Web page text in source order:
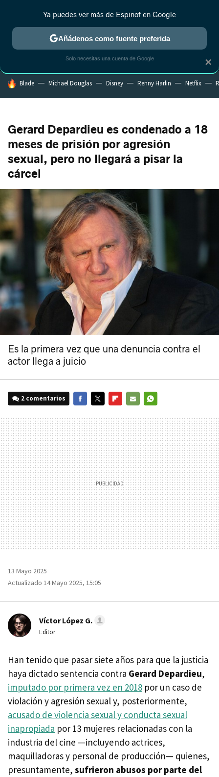
MENÚ NUEVO
ESTRENOS REALITY ANIME RANKINGS CINE
HOY SE HABLA DE
Blade Michael Douglas Disney Renny Harlin Netflix
Gerard Depardieu es condenado a 18
meses de prisión por agresión
sexual, pero no llegará a pisar la
cárcel
Es la primera vez que una denuncia contra el
actor llega a juicio
2 comentarios
MAIL
13 Mayo 2025
Actualizado 14 Mayo 2025, 15:05
Víctor López G.
Editor
Han tenido que pasar siete años para que la justicia
haya dictado sentencia contra Gerard Depardieu,
imputado por primera vez en 2018 por un caso de
violación y agresión sexual y, posteriormente,
acusado de violencia sexual y conducta sexual
inapropiada por 13 mujeres relacionadas con la
industria del cine —incluyendo actrices,
maquilladoras y personal de producción— quienes,
presuntamente, sufrieron abusos por parte del
×
Ya puedes ver más de Espinof en Google
Añádenos como fuente preferida
Solo necesitas una cuenta de Google